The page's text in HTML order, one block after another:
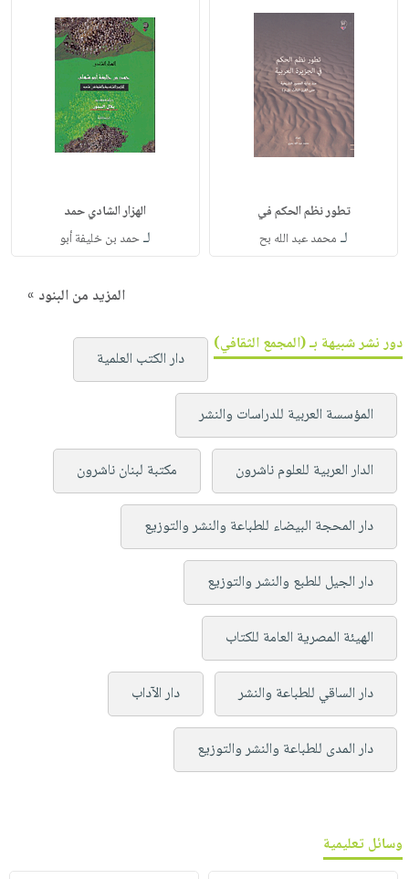
تطور نظم الحكم في
لـ محمد عبد الله بح
الهزار الشادي حمد
لـحمد بن خليفة أبو
المزيد من البنود »
دور نشر شبيهة بـ (المجمع الثقافي)
دار الكتب العلمية
المؤسسة العربية للدراسات والنشر
الدار العربية للعلوم ناشرون مكتبة لبنان ناشرون
دار المحجة البيضاء للطباعة والنشر والتوزيع
دار الجيل للطبع والنشر والتوزيع
الهيئة المصرية العامة للكتاب
دار الساقي للطباعة والنشر دار الآداب
دار المدى للطباعة والنشر والتوزيع
وسائل تعليمية